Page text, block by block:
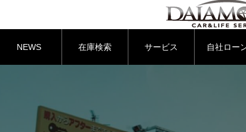
NEWS 在庫検索 サービス 自社ロー